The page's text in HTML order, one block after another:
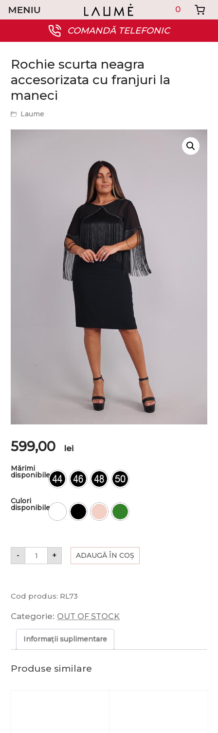
COMANDĂ TELEFONIC
0
Rochie scurta neagra
accesorizata cu franjuri la
maneci
Laume
599,00 lei
Mărimi
disponibile
Culori
disponibile
- + ADAUGĂ ÎN COȘ
Cod produs: RL73
Categorie: OUT OF STOCK
Informații suplimentare
Produse similare